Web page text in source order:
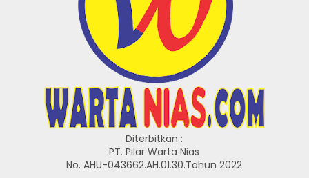
Diterbitkan :
PT. Pilar Warta Nias
No. AHU-043662.AH.01.30.Tahun 2022